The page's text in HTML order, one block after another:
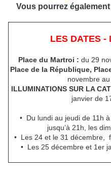
Vous pourrez
LES DATES -
Place du Martroi : du 29
Place de la République,
novembre
ILLUMINATIONS SUR LA
janvier de
• Du lundi au jeudi de 11h
jusqu’à 21h, les
• Les 24 et le 31 décembre,
• Les 25 décembre et 1er